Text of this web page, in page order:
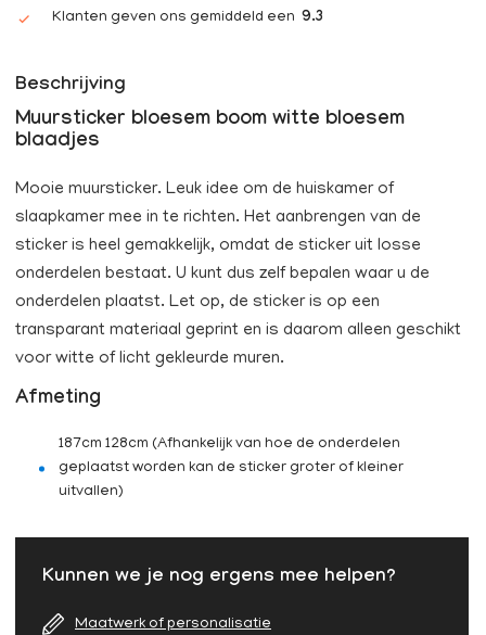
Klanten geven ons gemiddeld een 9.3
Beschrijving
Muursticker bloesem boom witte bloesem
blaadjes
Mooie muursticker. Leuk idee om de huiskamer of
slaapkamer mee in te richten. Het aanbrengen van de
sticker is heel gemakkelijk, omdat de sticker uit losse
onderdelen bestaat. U kunt dus zelf bepalen waar u de
onderdelen plaatst. Let op, de sticker is op een
transparant materiaal geprint en is daarom alleen geschikt
voor witte of licht gekleurde muren.
Afmeting
187cm 128cm (Afhankelijk van hoe de onderdelen
geplaatst worden kan de sticker groter of kleiner
uitvallen)
Kunnen we je nog ergens mee helpen?
Maatwerk of personalisatie